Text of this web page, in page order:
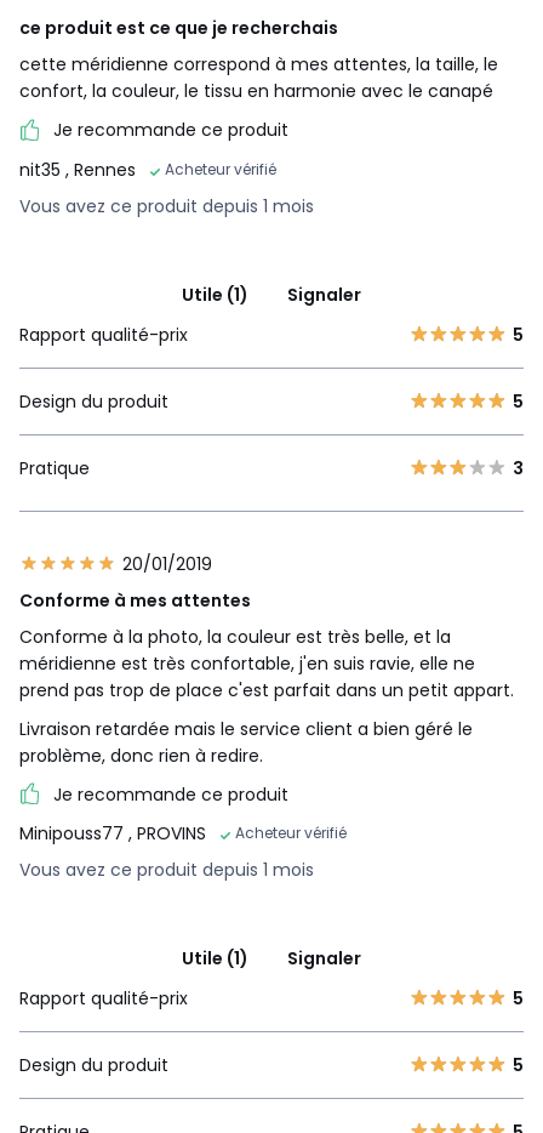
ce produit est ce que je recherchais
cette méridienne correspond à mes attentes, la taille, le
confort, la couleur, le tissu en harmonie avec le canapé
Je recommande ce produit
nit35 , Rennes Acheteur vérifié
Vous avez ce produit depuis 1 mois
Utile (1)
Signaler
Rapport qualité-prix
5
Design du produit 5
Pratique 3
20/01/2019
Conforme à mes attentes
Conforme à la photo, la couleur est très belle, et la
méridienne est très confortable, j'en suis ravie, elle ne
prend pas trop de place c'est parfait dans un petit appart.
Livraison retardée mais le service client a bien géré le
problème, donc rien à redire.
Je recommande ce produit
Minipouss77 , PROVINS Acheteur vérifié
Vous avez ce produit depuis 1 mois
Utile (1)
Signaler
Rapport qualité-prix
5
Design du produit 5